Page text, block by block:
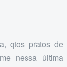
qtos pratos de
nessa última